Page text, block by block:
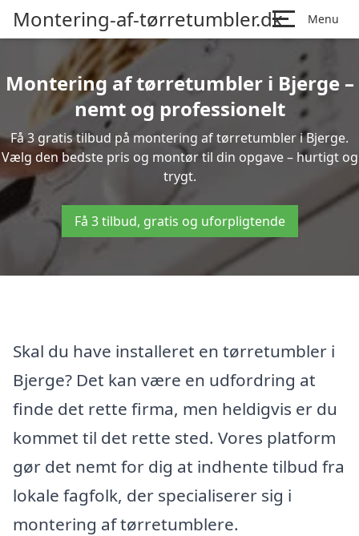
Montering-af-tørretumbler.dk Menu
Montering af tørretumbler i Bjerge –
nemt og professionelt
Få 3 gratis tilbud på montering af tørretumbler i Bjerge.
Vælg den bedste pris og montør til din opgave – hurtigt og
trygt.
Få 3 tilbud, gratis og uforpligtende
Skal du have installeret en tørretumbler i
Bjerge? Det kan være en udfordring at
finde det rette firma, men heldigvis er du
kommet til det rette sted. Vores platform
gør det nemt for dig at indhente tilbud fra
lokale fagfolk, der specialiserer sig i
montering af tørretumblere.